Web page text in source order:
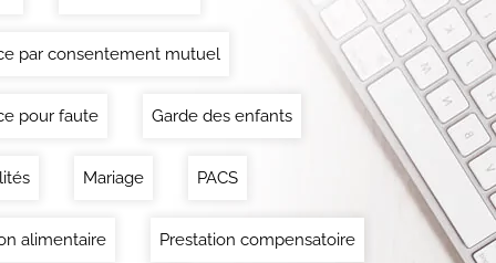
par consentement mutuel
pour faute Garde des enfants
Mariage PACS
alimentaire Prestation compensatoire